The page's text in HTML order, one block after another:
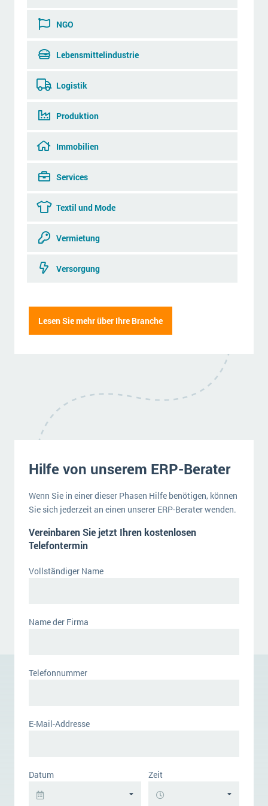
NGO
Lebensmittelindustrie
Logistik
Produktion
Immobilien
Services
Textil und Mode
Vermietung
Versorgung
Lesen Sie mehr über Ihre Branche
Hilfe von unserem ERP-Berater
Wenn Sie in einer dieser Phasen Hilfe benötigen, können
Sie sich jederzeit an einen unserer ERP-Berater wenden.
Vereinbaren Sie jetzt Ihren kostenlosen
Telefontermin
Vollständiger Name
Telefonnummer
Datum Zeit
Name der Firma
E-Mail-Addresse